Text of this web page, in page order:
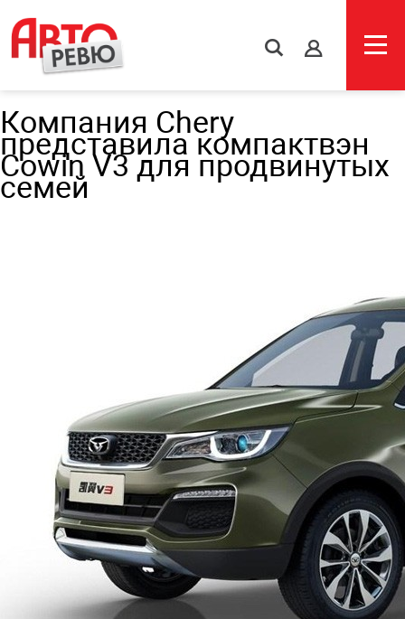
s
Компания Chery
представила компактвэн
Cowin V3 для продвинутых
семей